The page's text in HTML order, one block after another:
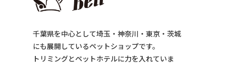
千葉県を中心として埼玉・神奈川・東京・茨城
にも展開しているペットショップです。
トリミングとペットホテルに力を入れていま